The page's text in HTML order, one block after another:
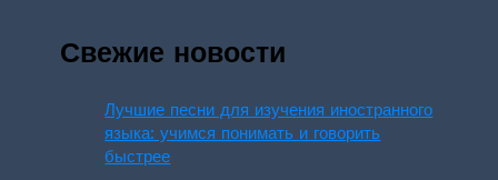
Свежие новости
Лучшие песни для изучения иностранного
языка: учимся понимать и говорить
быстрее